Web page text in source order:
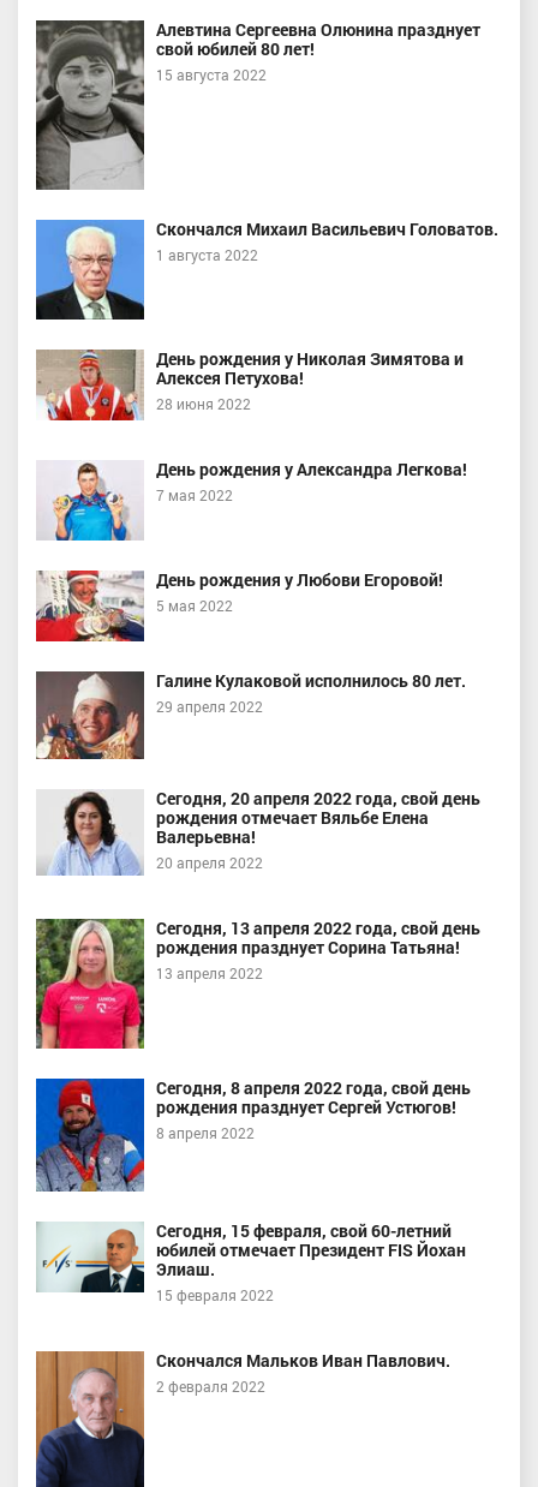
Алевтина Сергеевна Олюнина празднует
свой юбилей 80 лет!
15 августа 2022
Скончался Михаил Васильевич Головатов.
1 августа 2022
День рождения у Николая Зимятова и
Алексея Петухова!
28 июня 2022
День рождения у Александра Легкова!
7 мая 2022
День рождения у Любови Егоровой!
5 мая 2022
Галине Кулаковой исполнилось 80 лет.
29 апреля 2022
Сегодня, 20 апреля 2022 года, свой день
рождения отмечает Вяльбе Елена
Валерьевна!
20 апреля 2022
Сегодня, 13 апреля 2022 года, свой день
рождения празднует Сорина Татьяна!
13 апреля 2022
Сегодня, 8 апреля 2022 года, свой день
рождения празднует Сергей Устюгов!
8 апреля 2022
Сегодня, 15 февраля, свой 60-летний
юбилей отмечает Президент FIS Йохан
Элиаш.
15 февраля 2022
Скончался Мальков Иван Павлович.
2 февраля 2022